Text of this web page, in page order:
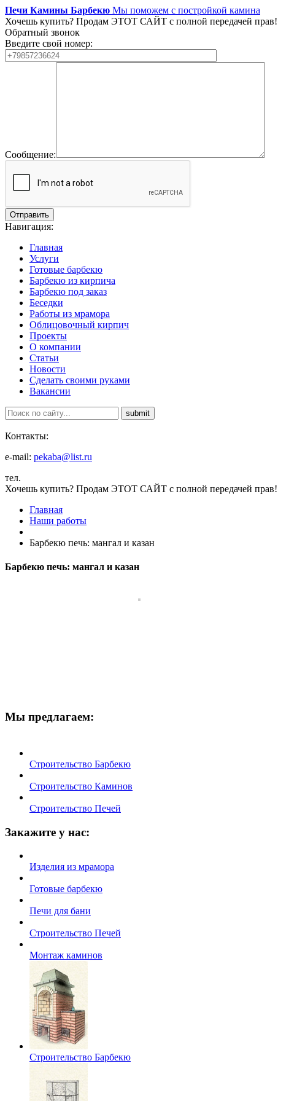
Печи Камины Барбекю Мы поможем с постройкой камина
Хочешь купить? Продам ЭТОТ САЙТ с полной передачей прав!
Обратный звонок
Введите свой номер:
Сообщение:
Навигация:
Главная
Услуги
Готовые барбекю
Барбекю из кирпича
Барбекю под заказ
Беседки
Работы из мрамора
Облицовочный кирпич
Проекты
О компании
Статьи
Новости
Сделать своими руками
Вакансии
Контакты:
e-mail: pekaba@list.ru
тел.
Хочешь купить? Продам ЭТОТ САЙТ с полной передачей прав!
Главная
Наши работы
Барбекю печь: мангал и казан
Барбекю печь: мангал и казан
Мы предлагаем:
Строительство Барбекю
Строительство Каминов
Строительство Печей
Закажите у нас:
Изделия из мрамора
Готовые барбекю
Печи для бани
Строительство Печей
Монтаж каминов
Строительство Барбекю